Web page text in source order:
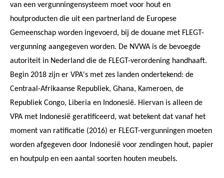
van een vergunningensysteem moet voor hout en
houtproducten die uit een partnerland de Europese
Gemeenschap worden ingevoerd, bij de douane met FLEGT-
vergunning aangegeven worden. De NVWA is de bevoegde
autoriteit in Nederland die de FLEGT-verordening handhaaft.
Begin 2018 zijn er VPA's met zes landen ondertekend: de
Centraal-Afrikaanse Republiek, Ghana, Kameroen, de
Republiek Congo, Liberia en Indonesië. Hiervan is alleen de
VPA met Indonesië geratificeerd, wat betekent dat vanaf het
moment van ratificatie (2016) er FLEGT-vergunningen moeten
worden afgegeven door Indonesië voor zendingen hout, papier
en houtpulp en een aantal soorten houten meubels.